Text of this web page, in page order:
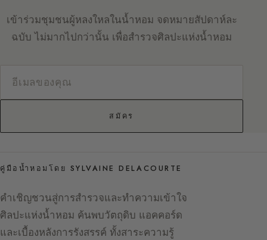
เข้าร่วมชุมชนผู้หลงใหลในน้ำหอม จดหมายสัปดาห์ละ
ฉบับ ไม่มากไปกว่านั้น เพื่อสำรวจศิลปะแห่งน้ำหอม
สมัคร
คู่มือน้ำหอมโดย SYLVAINE DELACOURTE
คำเชิญชวนสู่การสำรวจและทำความเข้าใจ
ศิลปะแห่งน้ำหอม ค้นพบวัตถุดิบ แอคคอร์ด
และเบื้องหลังการรังสรรค์ ทั้งสาระความรู้